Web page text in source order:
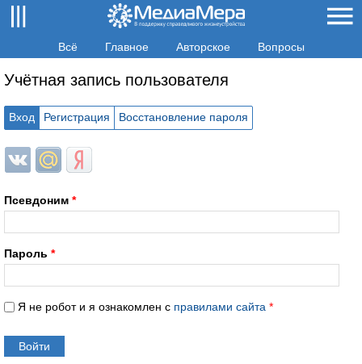
Всё Главное Авторское Вопросы
Учётная запись пользователя
Вход Регистрация Восстановление пароля
Login with ВКонтакте
Login with Mail.ru
Login with Яндекс
Псевдоним *
Пароль *
Я не робот и я ознакомлен с правилами сайта *